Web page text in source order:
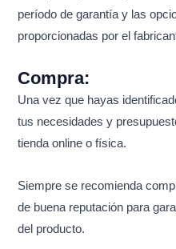
período de garantía y las
proporcionadas por el
Compra:
Una vez que hayas
tus necesidades y
tienda online o física.
Siempre se recomienda
de buena reputación para
del producto.